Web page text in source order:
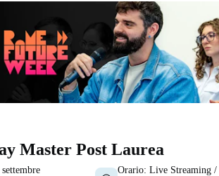
Master Post Laurea
settembre
Orario: Live Streaming /